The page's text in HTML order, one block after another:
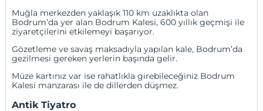
Muğla merkezden yaklaşık 110 km uzaklıkta olan
Bodrum’da yer alan Bodrum Kalesi, 600 yıllık geçmişi ile
ziyaretçilerini etkilemeyi başarıyor.
Gözetleme ve savaş maksadıyla yapılan kale, Bodrum’da
gezilmesi gereken yerlerin başında gelir.
Müze kartınız var ise rahatlıkla girebileceğiniz Bodrum
Kalesi manzarası ile de dillerden düşmez.
Antik Tiyatro